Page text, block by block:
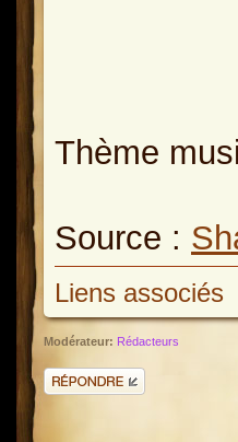
Thème
Source :
Liens associés
Modérateur: Rédacteurs
Répondre